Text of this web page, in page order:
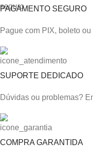
PAGAMENTO SEGURO
Pague com PIX, boleto ou
SUPORTE DEDICADO
Dúvidas ou problemas?
COMPRA GARANTIDA